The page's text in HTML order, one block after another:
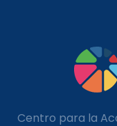
Centro para la